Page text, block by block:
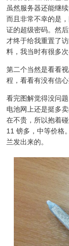
虽然服务器还能继
而且非常不幸的是
证的超级密码。然
才终于给我重置了
料，我当时有很多
第二个当然是看看
程，看看有没有信
看完图解觉得没问
电池网上还是挺多
在不贵，所以抱着
11 镑多，中等价格
兰发出来的。